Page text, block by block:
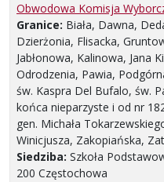
Obwodowa Komisja
Granice: Biała, Dawna,
Dzierżonia, Flisacka,
Jabłonowa, Kalinowa, Jana
Odrodzenia, Pawia,
św. Kaspra Del Bufalo, św.
końca nieparzyste i od nr
gen. Michała
Winicjusza, Zakopiańska,
Siedziba: Szkoła
200 Częstochowa